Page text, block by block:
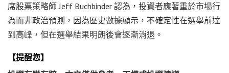
席股票策略師 Jeff Buchbinder 認為，投資者應著重於市場行
為而非政治預測，因為歷史數據顯示，不確定性在選舉前達
到高峰，但在選舉結果明朗後會逐漸消退。
【提醒您】